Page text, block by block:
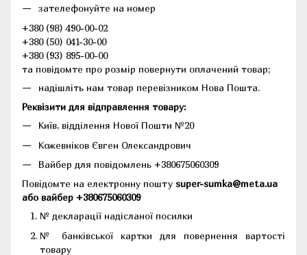
зателефонуйте на номер
+380 (98) 490-00-02
+380 (50) 041-30-00
+380 (93) 895-00-00
та повідомте про розмір повернути оплачений товар;
надішліть нам товар перевізником Нова Пошта.
Реквізити для відправлення товару:
Київ, відділення Нової Пошти №20
Кожевніков Євген Олександрович
Вайбер для повідомлень +380675060309
Повідомте на електронну пошту super-sumka@meta.ua
або вайбер +380675060309
№ декларації надісланої посилки
№ банківської картки для повернення вартості
товару